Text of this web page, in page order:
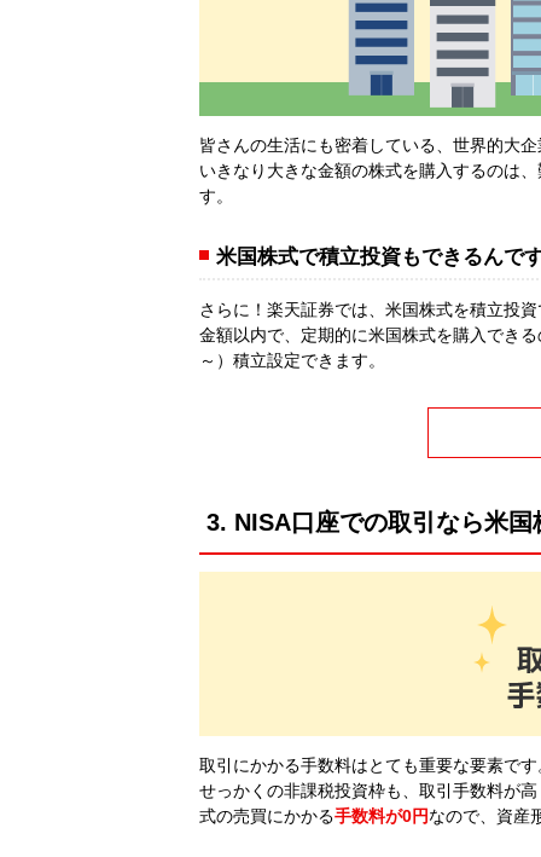
皆さんの生活にも密着している、世界的大
いきなり大きな金額の株式を購入するのは
す。
米国株式で積立投資もできるんで
さらに！楽天証券では、米国株式を積立投
金額以内で、定期的に米国株式を購入でき
～）積立設定できます。
3. NISA口座での取引なら米
取引にかかる手数料はとても重要な要素です
せっかくの非課税投資枠も、取引手数料が
式の売買にかかる手数料が0円なので、資産